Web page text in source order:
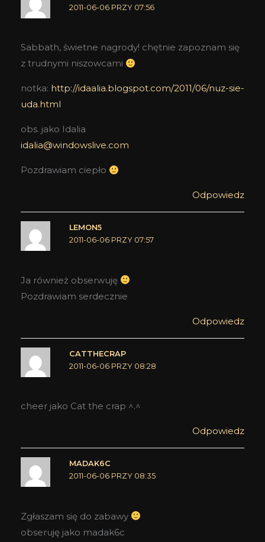
2011-06-06 PRZY 07:56
Sabbath, świetne nagrody! chętnie zapoznam się
z trudnymi niszowcami
notka: http://idaalia.blogspot.com/2011/06/nuz-sie-
uda.html
obs. jako Idalia
idalia@windowslive.com
Pozdrawiam ciepło
Odpowiedz
LEMON5
2011-06-06 PRZY 07:57
Ja również obserwuję
Pozdrawiam serdecznie
Odpowiedz
CATTHECRAP
2011-06-06 PRZY 08:28
cheer jako Cat the crap ^.^
Odpowiedz
MADAK6C
2011-06-06 PRZY 08:35
Zgłaszam się do zabawy
obseruję jako madak6c